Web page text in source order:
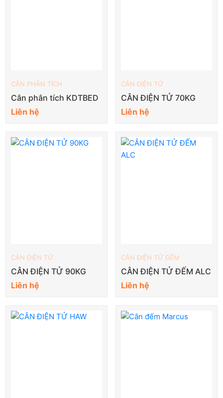
CÂN PHÂN TÍCH
Cân phân tích KDTBED
Liên hệ
CÂN ĐIỆN TỬ
CÂN ĐIỆN TỬ 70KG
Liên hệ
CÂN ĐIỆN TỬ
CÂN ĐIỆN TỬ 90KG
Liên hệ
CÂN ĐIỆN TỬ ĐẾM
CÂN ĐIỆN TỬ ĐẾM ALC
Liên hệ